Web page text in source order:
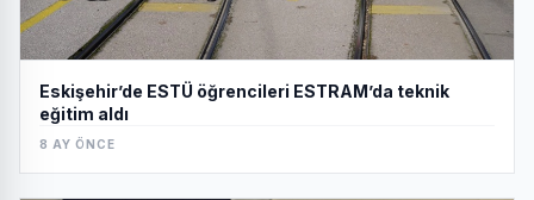
Eskişehir’de ESTÜ öğrencileri ESTRAM’da teknik
eğitim aldı
8 AY ÖNCE